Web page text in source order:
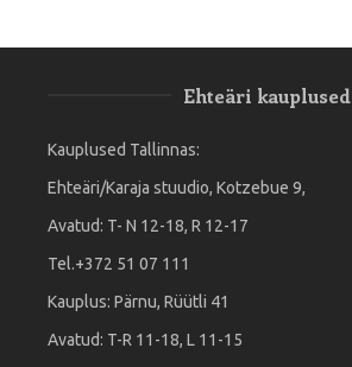
Ehteäri kauplused
Kauplused Tallinnas:
Ehteäri/Karaja stuudio, Kotzebue 9,
Avatud: T- N 12-18, R 12-17
Tel.+372 51 07 111
Kauplus: Pärnu, Rüütli 41
Avatud: T-R 11-18, L 11-15